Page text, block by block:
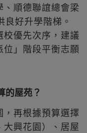
、順德聯誼總會梁
好升學階梯。
優先次序，建議
」階段平衡志願
的屋苑？
再根據預算選擇
興花園）、居屋